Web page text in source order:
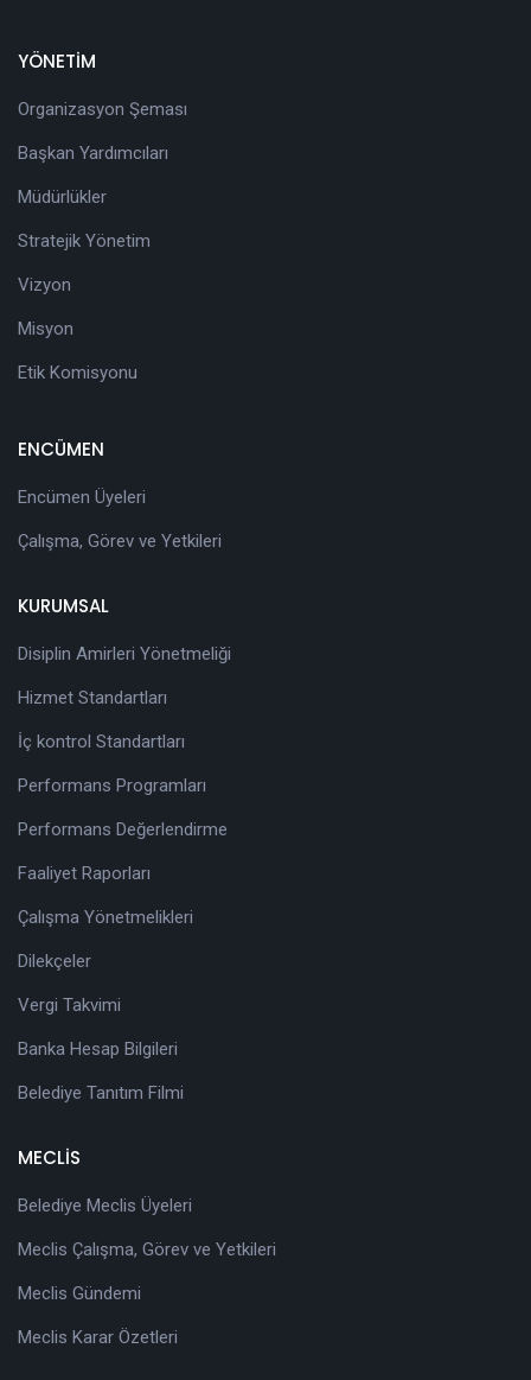
YÖNETİM
Organizasyon Şeması
Başkan Yardımcıları
Müdürlükler
Stratejik Yönetim
Vizyon
Misyon
Etik Komisyonu
ENCÜMEN
Encümen Üyeleri
Çalışma, Görev ve Yetkileri
KURUMSAL
Disiplin Amirleri Yönetmeliği
Hizmet Standartları
İç kontrol Standartları
Performans Programları
Performans Değerlendirme
Faaliyet Raporları
Çalışma Yönetmelikleri
Dilekçeler
Vergi Takvimi
Banka Hesap Bilgileri
Belediye Tanıtım Filmi
MECLİS
Belediye Meclis Üyeleri
Meclis Çalışma, Görev ve Yetkileri
Meclis Gündemi
Meclis Karar Özetleri